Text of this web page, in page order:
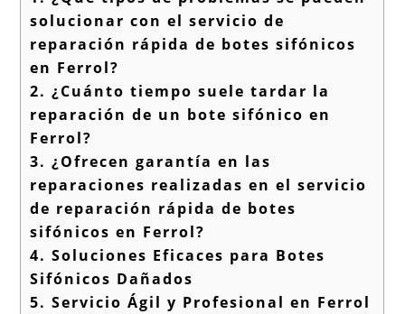
solucionar con el servicio de
reparación rápida de botes sifónicos
en Ferrol?
2. ¿Cuánto tiempo suele tardar la
reparación de un bote sifónico en
Ferrol?
3. ¿Ofrecen garantía en las
reparaciones realizadas en el servicio
de reparación rápida de botes
sifónicos en Ferrol?
4. Soluciones Eficaces para Botes
Sifónicos Dañados
5. Servicio Ágil y Profesional en Ferrol